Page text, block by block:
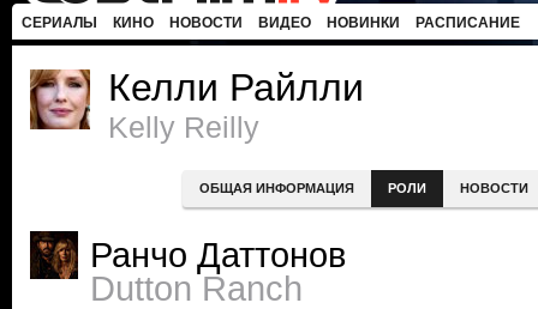
СЕРИАЛЫ КИНО НОВОСТИ ВИДЕО НОВИНКИ РАСПИСАНИЕ
Келли Райлли
Kelly Reilly
ОБЩАЯ ИНФОРМАЦИЯ РОЛИ НОВОСТИ
Ранчо Даттонов
Dutton Ranch